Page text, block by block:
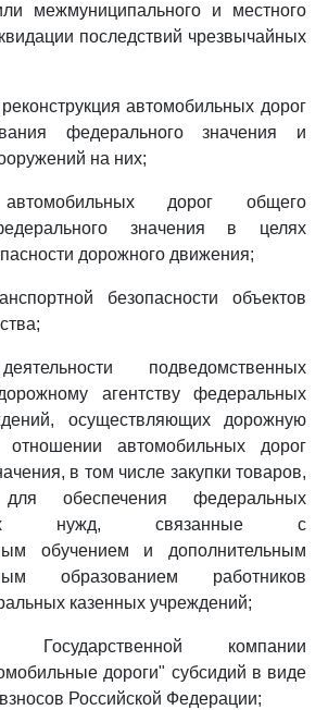
межмуниципального и местного
последствий чрезвычайных
автомобильных дорог
федерального значения и
на них;
автомобильных дорог общего
значения в целях
дорожного движения;
безопасности объектов
подведомственных
агентству федеральных
осуществляющих дорожную
отношении автомобильных дорог
в том числе закупки товаров,
обеспечения федеральных
нужд, связанные с
обучением и дополнительным
образованием работников
казенных учреждений;
Государственной компании
дороги" субсидий в виде
Российской Федерации;